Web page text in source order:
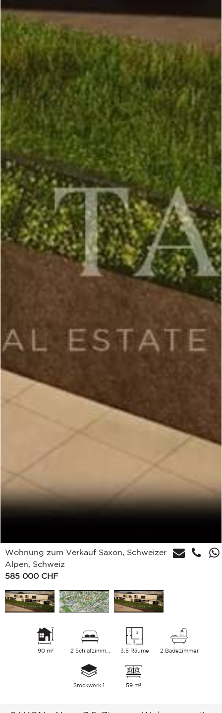
Wohnung zum Verkauf Saxon, Schweizer
Alpen, Schweiz
585 000 CHF
90 m² 2 Schlafzimmer 3.5 Räume 2 Badezimmer
Stockwerk 1 59 m²